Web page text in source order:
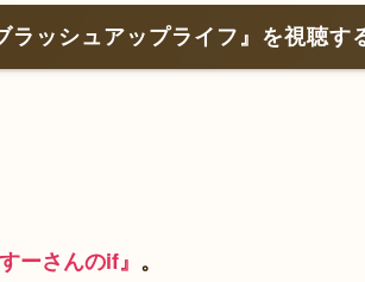
ラッシュアップライフ』を視聴す
すーさんのif』 。